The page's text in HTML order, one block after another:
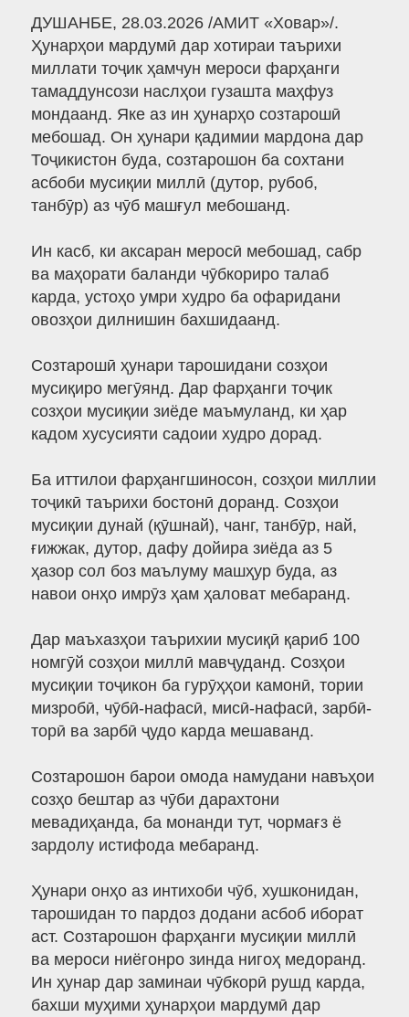
ДУШАНБЕ, 28.03.2026 /АМИТ «Ховар»/.
Ҳунарҳои мардумӣ дар хотираи таърихи
миллати тоҷик ҳамчун мероси фарҳанги
тамаддунсози наслҳои гузашта маҳфуз
мондаанд. Яке аз ин ҳунарҳо созтарошӣ
мебошад. Он ҳунари қадимии мардона дар
Тоҷикистон буда, созтарошон ба сохтани
асбоби мусиқии миллӣ (дутор, рубоб,
танбӯр) аз чӯб машғул мебошанд.
Ин касб, ки аксаран меросӣ мебошад, сабр
ва маҳорати баланди чӯбкориро талаб
карда, устоҳо умри худро ба офаридани
овозҳои дилнишин бахшидаанд.
Созтарошӣ ҳунари тарошидани созҳои
мусиқиро мегӯянд. Дар фарҳанги тоҷик
созҳои мусиқии зиёде маъмуланд, ки ҳар
кадом хусусияти садоии худро дорад.
Ба иттилои фарҳангшиносон, созҳои миллии
тоҷикӣ таърихи бостонӣ доранд. Созҳои
мусиқии дунай (қӯшнай), чанг, танбӯр, най,
ғижжак, дутор, дафу дойира зиёда аз 5
ҳазор сол боз маълуму машҳур буда, аз
навои онҳо имрӯз ҳам ҳаловат мебаранд.
Дар маъхазҳои таърихии мусиқӣ қариб 100
номгӯй созҳои миллӣ мавҷуданд. Созҳои
мусиқии тоҷикон ба гурӯҳҳои камонӣ, тории
мизробӣ, чӯбӣ-нафасӣ, мисӣ-нафасӣ, зарбӣ-
торӣ ва зарбӣ ҷудо карда мешаванд.
Созтарошон барои омода намудани навъҳои
созҳо бештар аз чӯби дарахтони
мевадиҳанда, ба монанди тут, чормағз ё
зардолу истифода мебаранд.
Ҳунари онҳо аз интихоби чӯб, хушконидан,
тарошидан то пардоз додани асбоб иборат
аст. Созтарошон фарҳанги мусиқии миллӣ
ва мероси ниёгонро зинда нигоҳ медоранд.
Ин ҳунар дар заминаи чӯбкорӣ рушд карда,
бахши муҳими ҳунарҳои мардумӣ дар